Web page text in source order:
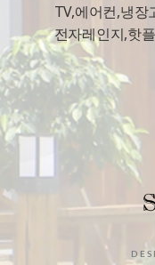
TV,에어컨,냉장
전자레인지,핫